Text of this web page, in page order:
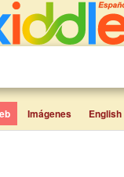
Imágenes English